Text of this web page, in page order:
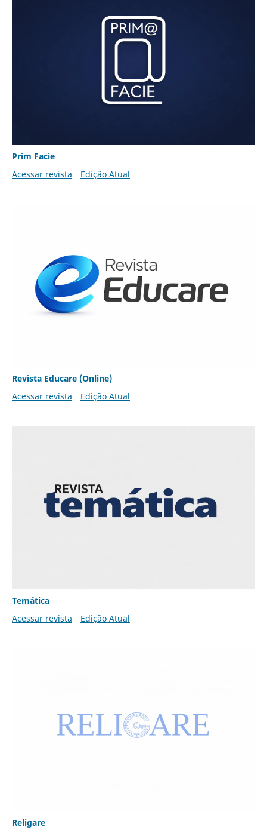
Prim Facie
Acessar revista
Edição Atual
Revista Educare (Online)
Acessar revista
Edição Atual
Temática
Acessar revista
Edição Atual
Religare